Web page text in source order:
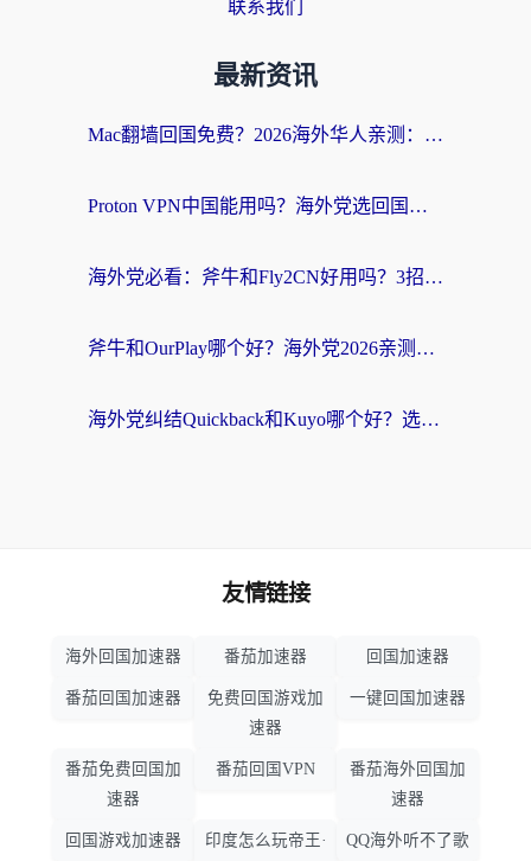
联系我们
最新资讯
Mac翻墙回国免费？2026海外华人亲测：从CCTV5直播到国内APP，这样选加速器才靠谱
Proton VPN中国能用吗？海外党选回国加速器的避坑指南（附番茄加速器实测）
海外党必看：斧牛和Fly2CN好用吗？3招教你选对回国加速器（附免费试用攻略）
斧牛和OurPlay哪个好？海外党2026亲测：选对加速器，国内资源秒加载
海外党纠结Quickback和Kuyo哪个好？选对回国加速器才能无缝刷国内资源
友情链接
海外回国加速器 番茄加速器 回国加速器
番茄回国加速器
免费回国游戏加
速器
一键回国加速器
番茄免费回国加
速器
番茄回国VPN
番茄海外回国加
速器
回国游戏加速器 印度怎么玩帝王· QQ海外听不了歌